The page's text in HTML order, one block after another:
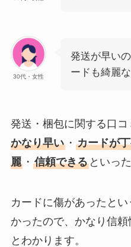
30代・女性
発送が早い
ードも綺麗
発送・梱包に関する口コ
かなり早い・ カードが
麗・ 信頼できるといっ
カードに傷があったと
かったので、かなり信
とわかります。